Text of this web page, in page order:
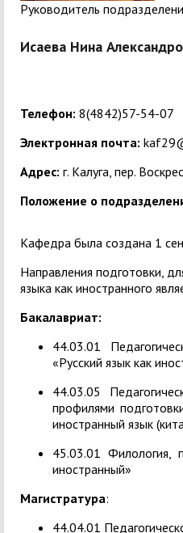
Pуководитель
Исаева Нина
Телефон: 8(4842)57-54-07
Электронная почта:
Адрес: г. Калуга, пер.
Положение о
Кафедра была создана 1
Направления подготовки,
языка как иностранного
Бакалавриат:
44.03.01
«Русский язык как
44.03.05
профилями
иностранный язык
45.03.01 Филология,
иностранный»
Магистратура:
44.04.01